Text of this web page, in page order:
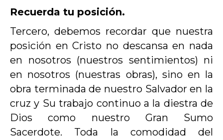
Recuerda tu posición.
Tercero, debemos recordar que nuestra
posición en Cristo no descansa en nada
en nosotros (nuestros sentimientos) ni
en nosotros (nuestras obras), sino en la
obra terminada de nuestro Salvador en la
cruz y Su trabajo continuo a la diestra de
Dios como nuestro Gran Sumo
Sacerdote. Toda la comodidad del